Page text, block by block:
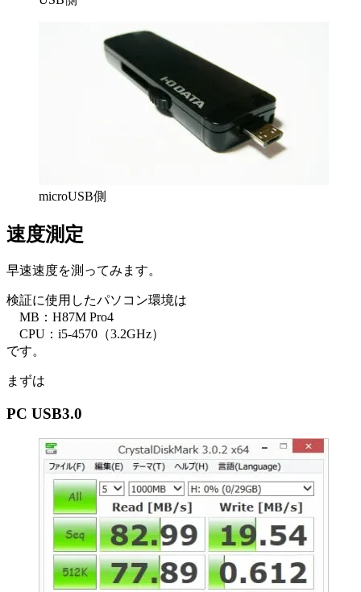
microUSB側
速度測定
早速速度を測ってみます。
検証に使用したパソコン環境は
MB：H87M Pro4
CPU：i5-4570（3.2GHz）
です。
まずは
PC USB3.0